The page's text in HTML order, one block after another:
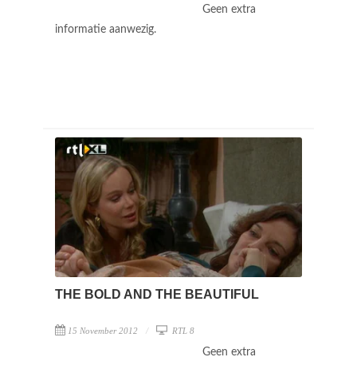
Geen extra
informatie aanwezig.
THE BOLD AND THE BEAUTIFUL
15 November 2012 RTL 8
Geen extra